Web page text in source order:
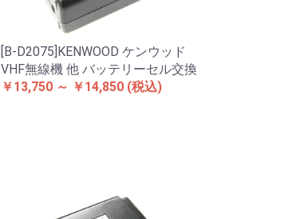
[B-D2075]KENWOOD ケンウッド
VHF無線機 他 バッテリーセル交換
￥13,750 ～ ￥14,850 (税込)